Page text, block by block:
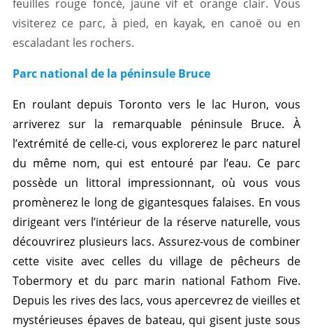
feuilles rouge foncé, jaune vif et orange clair. Vous
visiterez ce parc, à pied, en kayak, en canoë ou en
escaladant les rochers.
Parc national de la péninsule Bruce
En roulant depuis Toronto vers le lac Huron, vous
arriverez sur la remarquable péninsule Bruce. À
l’extrémité de celle-ci, vous explorerez le parc naturel
du même nom, qui est entouré par l’eau. Ce parc
possède un littoral impressionnant, où vous vous
promènerez le long de gigantesques falaises. En vous
dirigeant vers l’intérieur de la réserve naturelle, vous
découvrirez plusieurs lacs. Assurez-vous de combiner
cette visite avec celles du village de pêcheurs de
Tobermory et du parc marin national Fathom Five.
Depuis les rives des lacs, vous apercevrez de vieilles et
mystérieuses épaves de bateau, qui gisent juste sous